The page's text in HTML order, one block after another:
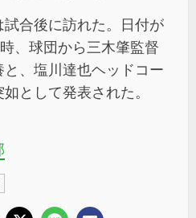
合後に訪れた。日付が
、球団から三木肇監督
、塩川達也ヘッドコー
として発表された。